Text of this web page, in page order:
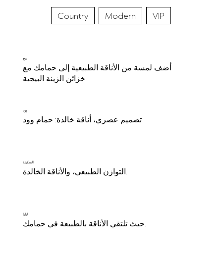
Country Modern VIP
بيج
أضف لمسة من الأناقة الطبيعية إلى حمامك مع
خزائن الزينة البيجية
وود
تصميم عصري، أناقة خالدة: حمام وود
السكينة
التوازن الطبيعي، والأناقة الخالدة.
ليليا
حيث تلتقي الأناقة بالطبيعة في حمامك.